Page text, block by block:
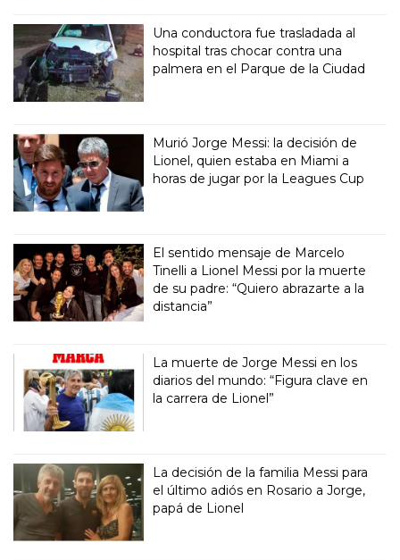
Una conductora fue trasladada al
hospital tras chocar contra una
palmera en el Parque de la Ciudad
Murió Jorge Messi: la decisión de
Lionel, quien estaba en Miami a
horas de jugar por la Leagues Cup
El sentido mensaje de Marcelo
Tinelli a Lionel Messi por la muerte
de su padre: “Quiero abrazarte a la
distancia”
La muerte de Jorge Messi en los
diarios del mundo: “Figura clave en
la carrera de Lionel”
La decisión de la familia Messi para
el último adiós en Rosario a Jorge,
papá de Lionel